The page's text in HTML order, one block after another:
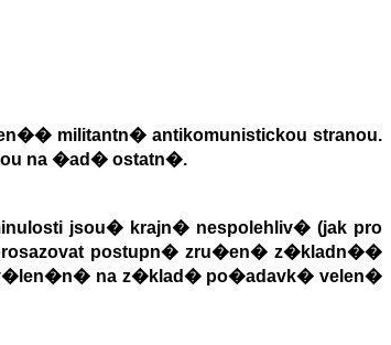
� militantn� antikomunistickou stranou.
na �ad� ostatn�.
jsou� krajn� nespolehliv� (jak pro
postupn� zru�en� z�kladn��
na z�klad� po�adavk� velen�